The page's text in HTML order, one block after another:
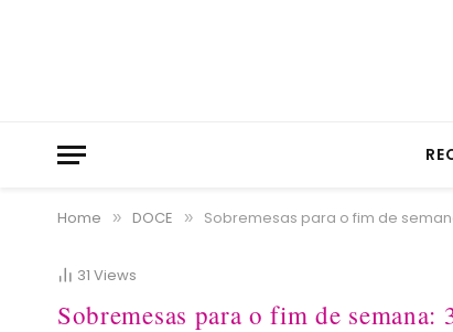
Home » DOCE » Sobremesas para o fim de
31 Views
Sobremesas para o fim de semana: